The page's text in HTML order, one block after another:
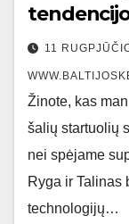
11
Žinote, kas
šalių startuolių
nei spėjame
Ryga ir Talinas
technologijų…